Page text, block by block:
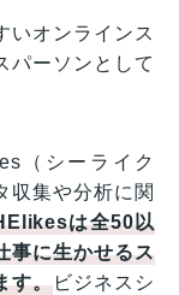
いオンラインス
パーソンとして
（シーライク
収集や分析に関
は全50以
事に生かせるス
す。ビジネスシ